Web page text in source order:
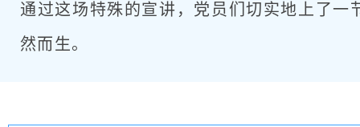
通过这场特殊的宣讲，党员们切实地上了
然而生。